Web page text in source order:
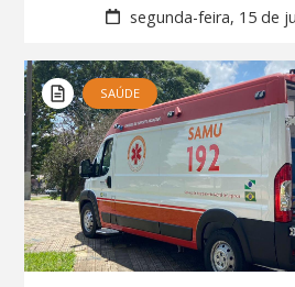
segunda-feira, 15 de
SAÚDE